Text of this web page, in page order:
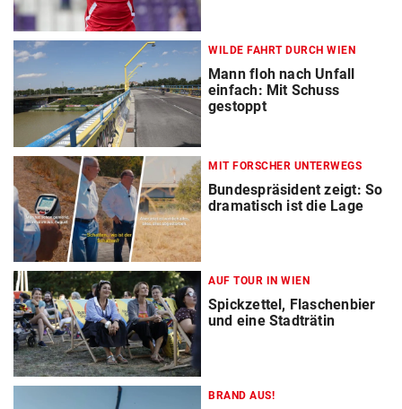
WILDE FAHRT DURCH WIEN
Mann floh nach Unfall
einfach: Mit Schuss
gestoppt
MIT FORSCHER UNTERWEGS
Bundespräsident zeigt: So
dramatisch ist die Lage
AUF TOUR IN WIEN
Spickzettel, Flaschenbier
und eine Stadträtin
BRAND AUS!